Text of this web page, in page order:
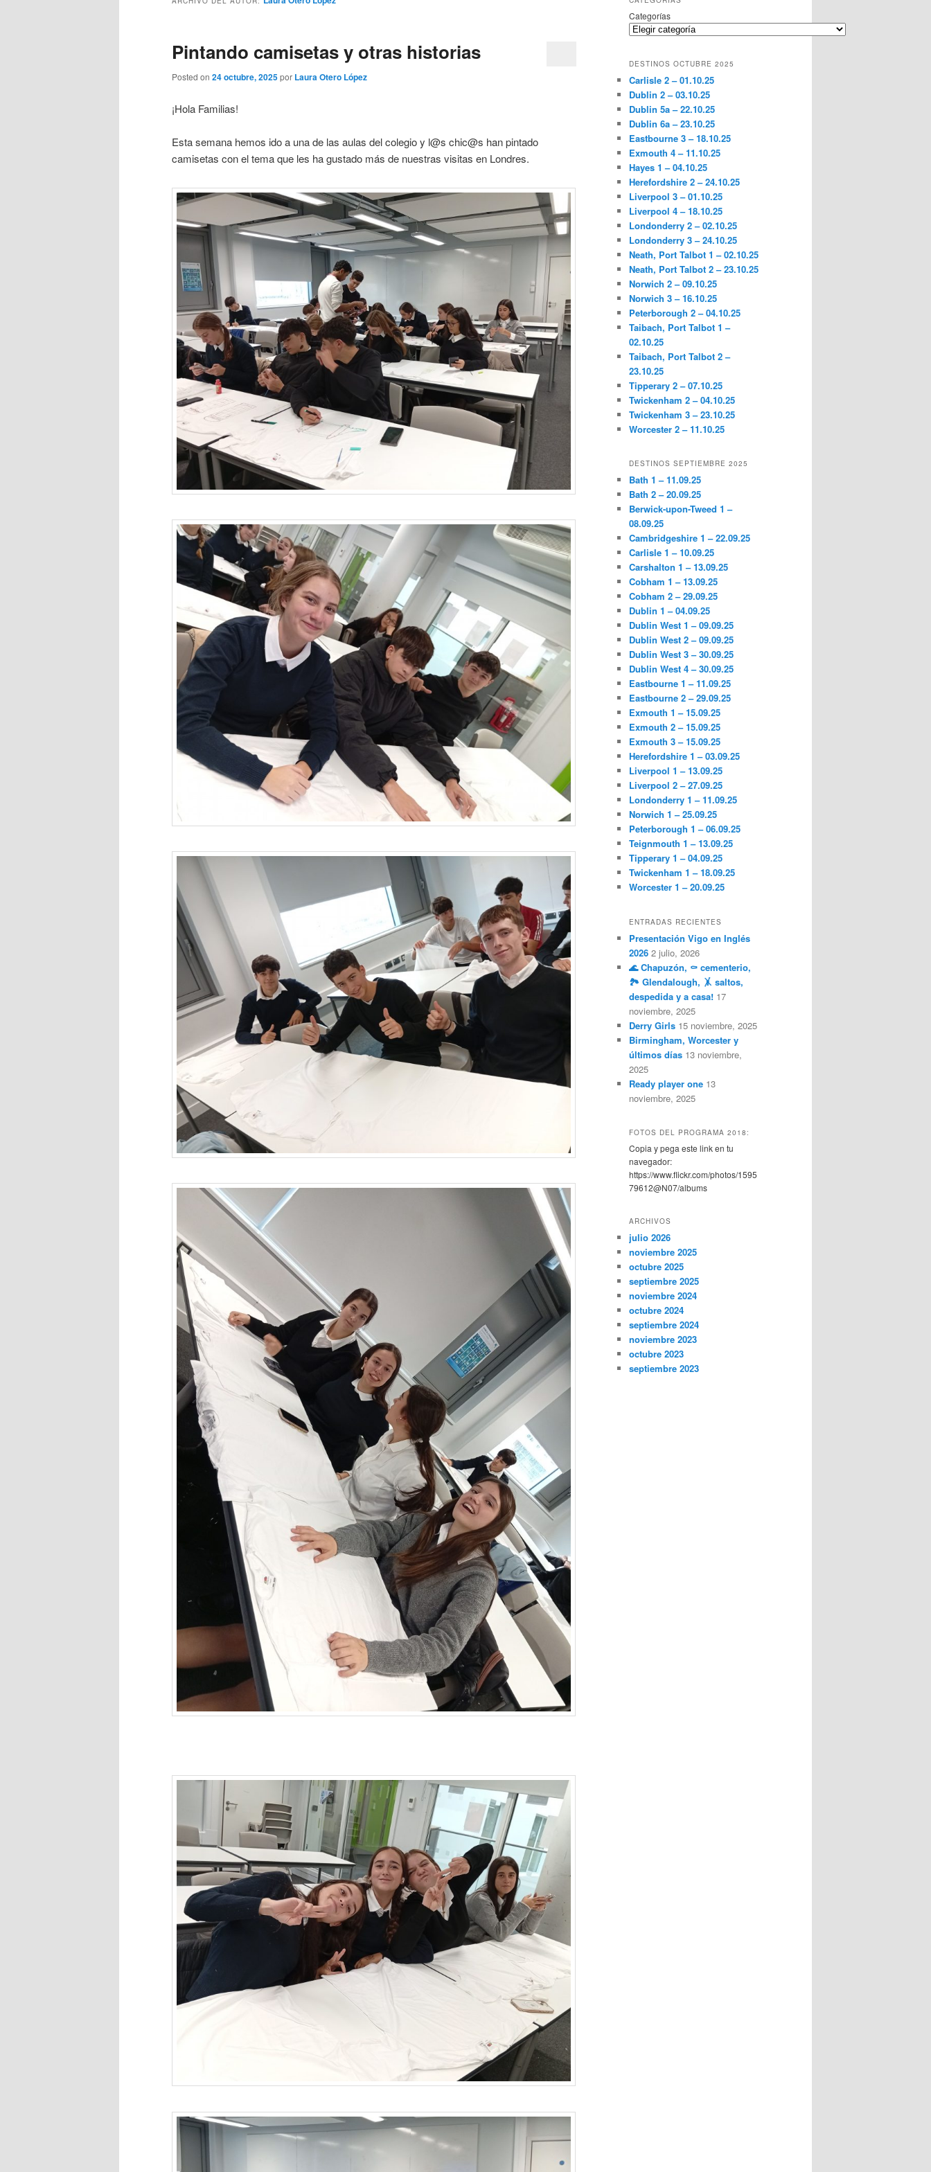
Pintando camisetas y otras historias
Posted on 24 octubre, 2025por Laura Otero López
¡Hola Familias!
Esta semana hemos ido a una de las aulas del colegio y l@s chic@s han pintado
camisetas con el tema que les ha gustado más de nuestras visitas en Londres.
Categorías
DESTINOS OCTUBRE 2025
Carlisle 2 – 01.10.25
Dublin 2 – 03.10.25
Dublin 5a – 22.10.25
Dublin 6a – 23.10.25
Eastbourne 3 – 18.10.25
Exmouth 4 – 11.10.25
Hayes 1 – 04.10.25
Herefordshire 2 – 24.10.25
Liverpool 3 – 01.10.25
Liverpool 4 – 18.10.25
Londonderry 2 – 02.10.25
Londonderry 3 – 24.10.25
Neath, Port Talbot 1 – 02.10.25
Neath, Port Talbot 2 – 23.10.25
Norwich 2 – 09.10.25
Norwich 3 – 16.10.25
Peterborough 2 – 04.10.25
Taibach, Port Talbot 1 –
02.10.25
Taibach, Port Talbot 2 –
23.10.25
Tipperary 2 – 07.10.25
Twickenham 2 – 04.10.25
Twickenham 3 – 23.10.25
Worcester 2 – 11.10.25
DESTINOS SEPTIEMBRE 2025
Bath 1 – 11.09.25
Bath 2 – 20.09.25
Berwick-upon-Tweed 1 –
08.09.25
Cambridgeshire 1 – 22.09.25
Carlisle 1 – 10.09.25
Carshalton 1 – 13.09.25
Cobham 1 – 13.09.25
Cobham 2 – 29.09.25
Dublin 1 – 04.09.25
Dublin West 1 – 09.09.25
Dublin West 2 – 09.09.25
Dublin West 3 – 30.09.25
Dublin West 4 – 30.09.25
Eastbourne 1 – 11.09.25
Eastbourne 2 – 29.09.25
Exmouth 1 – 15.09.25
Exmouth 2 – 15.09.25
Exmouth 3 – 15.09.25
Herefordshire 1 – 03.09.25
Liverpool 1 – 13.09.25
Liverpool 2 – 27.09.25
Londonderry 1 – 11.09.25
Norwich 1 – 25.09.25
Peterborough 1 – 06.09.25
Teignmouth 1 – 13.09.25
Tipperary 1 – 04.09.25
Twickenham 1 – 18.09.25
Worcester 1 – 20.09.25
ENTRADAS RECIENTES
Presentación Vigo en Inglés
2026 2 julio, 2026
🌊 Chapuzón, ⚰️ cementerio,
🏞️ Glendalough, 🤸 saltos,
despedida y a casa! 17
noviembre, 2025
Derry Girls 15 noviembre, 2025
Birmingham, Worcester y
últimos días 13 noviembre,
2025
Ready player one 13
noviembre, 2025
FOTOS DEL PROGRAMA 2018:
Copia y pega este link en tu
navegador:
https://www.flickr.com/photos/1595
79612@N07/albums
ARCHIVOS
julio 2026
noviembre 2025
octubre 2025
septiembre 2025
noviembre 2024
octubre 2024
septiembre 2024
noviembre 2023
octubre 2023
septiembre 2023